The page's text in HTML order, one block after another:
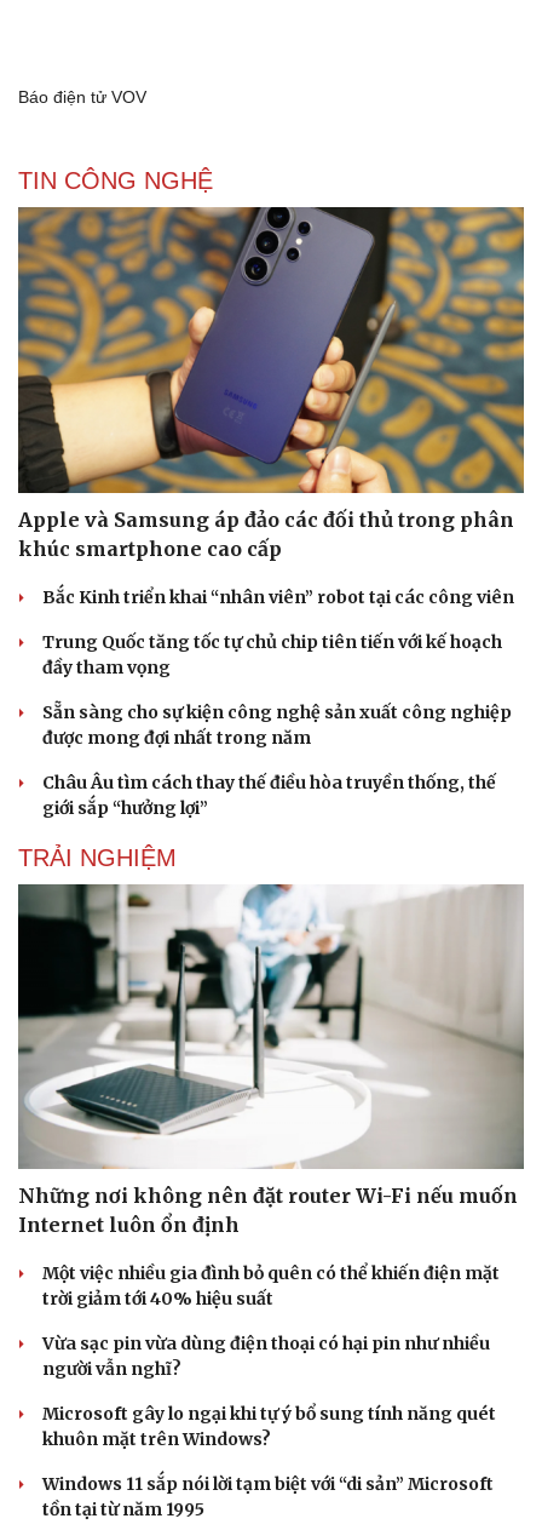
Thể thao
Bóng đá
Lịch thi đấu bóng đá
Thế giới thể thao
eSports
Hậu trường
Ô tô - Xe máy
Ô tô
Xe máy
Tư vấn
Báo điện tử VOV
TIN CÔNG NGHỆ
Apple và Samsung áp đảo các đối thủ trong phân
khúc smartphone cao cấp
Bắc Kinh triển khai “nhân viên” robot tại các công viên
Trung Quốc tăng tốc tự chủ chip tiên tiến với kế hoạch
đầy tham vọng
Sẵn sàng cho sự kiện công nghệ sản xuất công nghiệp
được mong đợi nhất trong năm
Châu Âu tìm cách thay thế điều hòa truyền thống, thế
giới sắp “hưởng lợi”
TRẢI NGHIỆM
Những nơi không nên đặt router Wi-Fi nếu muốn
Internet luôn ổn định
Một việc nhiều gia đình bỏ quên có thể khiến điện mặt
trời giảm tới 40% hiệu suất
Vừa sạc pin vừa dùng điện thoại có hại pin như nhiều
người vẫn nghĩ?
Microsoft gây lo ngại khi tự ý bổ sung tính năng quét
khuôn mặt trên Windows?
Windows 11 sắp nói lời tạm biệt với “di sản” Microsoft
tồn tại từ năm 1995